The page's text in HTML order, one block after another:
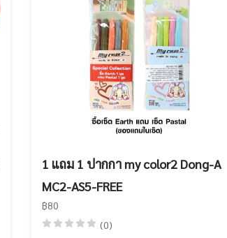
1 แถม 1 ปากกา my color2 Dong-A
MC2-AS5-FREE
฿80
(0)